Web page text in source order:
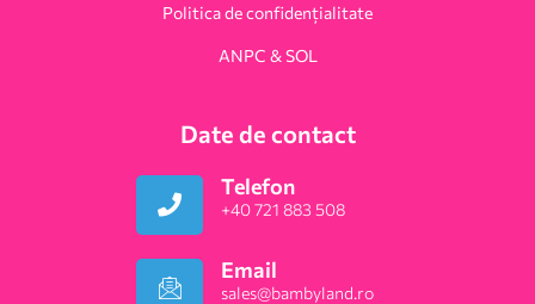
Politica de confidențialitate
ANPC & SOL
Date de contact
Telefon
+40 721 883 508
Email
sales@bambyland.ro​